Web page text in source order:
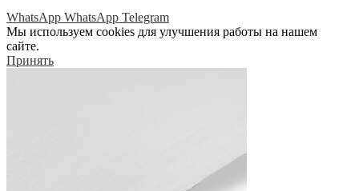
WhatsApp WhatsApp Telegram
Мы используем cookies для улучшения работы на нашем
сайте.
Принять